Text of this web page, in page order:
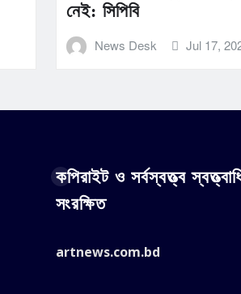
নেই: সিপিবি
News Desk Jul 17,
কপিরাইট ও সর্বস্বত্ত্ব
সংরক্ষিত
artnews.com.bd